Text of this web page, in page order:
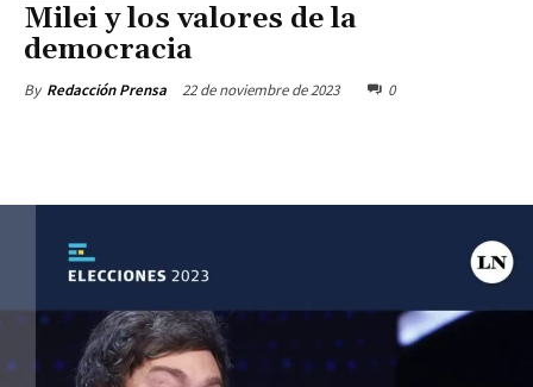
Milei y los valores de la
democracia
By Redacción Prensa 22 de noviembre de 2023 0